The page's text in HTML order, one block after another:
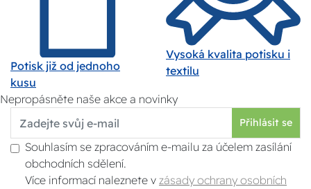
Potisk již od jednoho
kusu
Vysoká kvalita potisku i
textilu
Nepropásněte naše akce a novinky
Přihlásit se
Souhlasím se zpracováním e-mailu za účelem zasílání
obchodních sdělení.
Více informací naleznete v zásady ochrany osobních